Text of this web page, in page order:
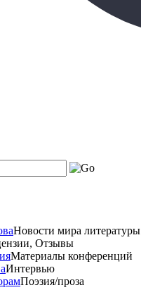
Новости мира литературы
Отзывы
Материалы конференций
Интервью
Поэзия/проза